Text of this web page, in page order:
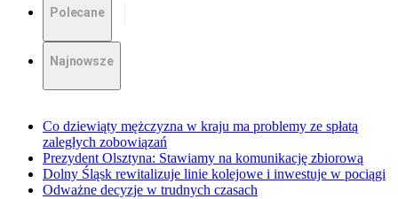
Polecane
Najnowsze
Co dziewiąty mężczyzna w kraju ma problemy ze spłatą
zaległych zobowiązań
Prezydent Olsztyna: Stawiamy na komunikację zbiorową
Dolny Śląsk rewitalizuje linie kolejowe i inwestuje w pociągi
Odważne decyzje w trudnych czasach